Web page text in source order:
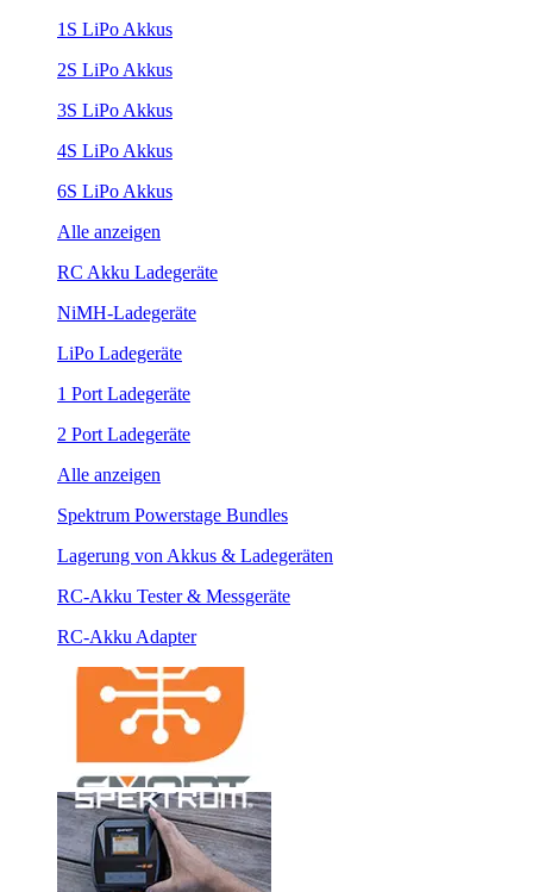
1S LiPo Akkus
2S LiPo Akkus
3S LiPo Akkus
4S LiPo Akkus
6S LiPo Akkus
Alle anzeigen
RC Akku Ladegeräte
NiMH-Ladegeräte
LiPo Ladegeräte
1 Port Ladegeräte
2 Port Ladegeräte
Alle anzeigen
Spektrum Powerstage Bundles
Lagerung von Akkus & Ladegeräten
RC-Akku Tester & Messgeräte
RC-Akku Adapter